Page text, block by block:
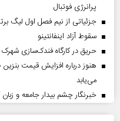
پرانرژی فوتبال
جزئیاتی از نیم فصل اول لیگ
سقوط آزاد اینفانتینو
حریق در کارگاه فندک‌سازی شهرک
هنوز درباره افزایش قیمت
می‌یابد
خبرنگار چشم بیدار جامعه و